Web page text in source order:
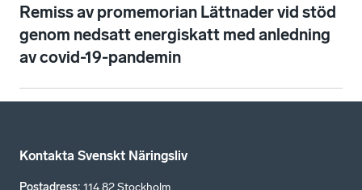
Remiss av promemorian Lättnader vid stöd
genom nedsatt energiskatt med anledning
av covid-19-pandemin
Kontakta Svenskt Näringsliv